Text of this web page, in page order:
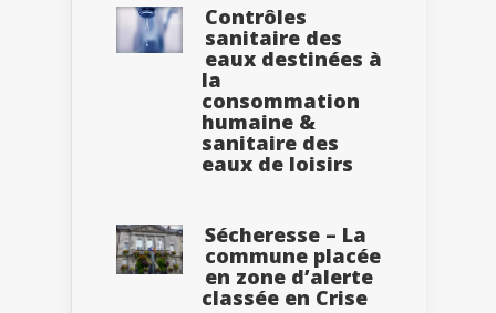
Contrôles
sanitaire des
eaux destinées à
la
consommation
humaine &
sanitaire des
eaux de loisirs
Sécheresse – La
commune placée
en zone d’alerte
classée en Crise